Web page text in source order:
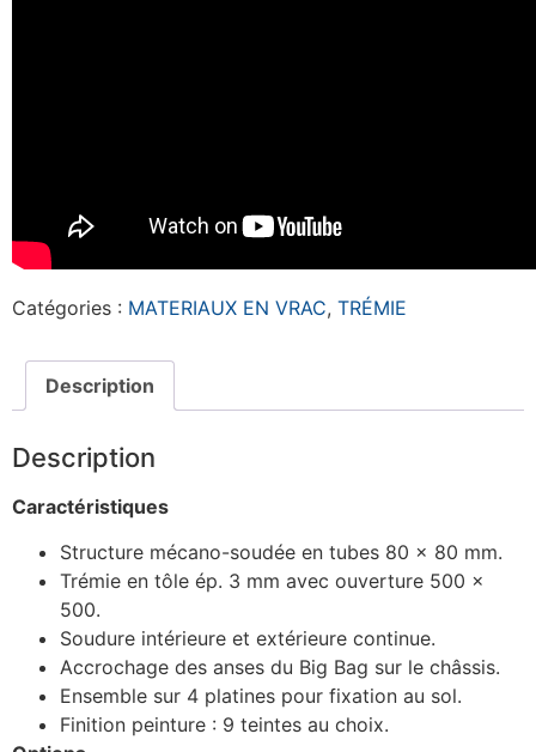
Catégories : MATERIAUX EN VRAC, TRÉMIE
Description
Description
Caractéristiques
Structure mécano-soudée en tubes 80 x 80 mm.
Trémie en tôle ép. 3 mm avec ouverture 500 x
500.
Soudure intérieure et extérieure continue.
Accrochage des anses du Big Bag sur le châssis.
Ensemble sur 4 platines pour fixation au sol.
Finition peinture : 9 teintes au choix.